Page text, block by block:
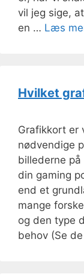
vil jeg sige,
en … Læs
Hvilket
Grafikkort er
nødvendige
billederne
din gaming
end et
mange
og den type
behov (Se